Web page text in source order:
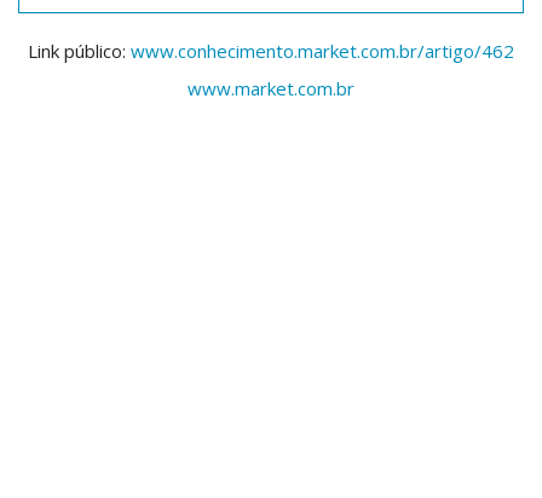
Link público: www.conhecimento.market.com.br/artigo/462
www.market.com.br